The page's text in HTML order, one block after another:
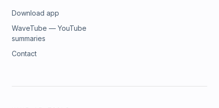
Download app
WaveTube — YouTube
summaries
Contact